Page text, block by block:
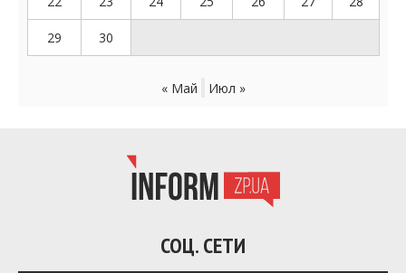
29 30
« Май Июл »
СОЦ. СЕТИ